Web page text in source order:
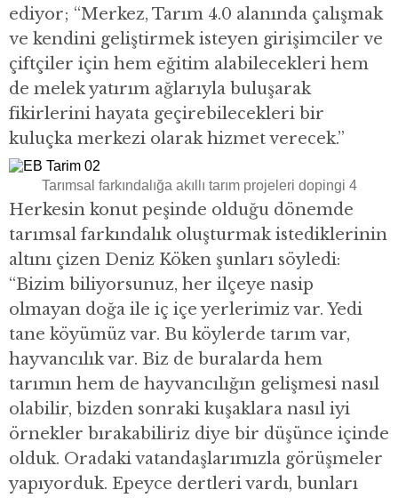
ediyor; “Merkez, Tarım 4.0 alanında çalışmak
ve kendini geliştirmek isteyen girişimciler ve
çiftçiler için hem eğitim alabilecekleri hem
de melek yatırım ağlarıyla buluşarak
fikirlerini hayata geçirebilecekleri bir
kuluçka merkezi olarak hizmet verecek.”
Tarımsal farkındalığa akıllı tarım projeleri dopingi 4
Herkesin konut peşinde olduğu dönemde
tarımsal farkındalık oluşturmak istediklerinin
altını çizen Deniz Köken şunları söyledi:
“Bizim biliyorsunuz, her ilçeye nasip
olmayan doğa ile iç içe yerlerimiz var. Yedi
tane köyümüz var. Bu köylerde tarım var,
hayvancılık var. Biz de buralarda hem
tarımın hem de hayvancılığın gelişmesi nasıl
olabilir, bizden sonraki kuşaklara nasıl iyi
örnekler bırakabiliriz diye bir düşünce içinde
olduk. Oradaki vatandaşlarımızla görüşmeler
yapıyorduk. Epeyce dertleri vardı, bunları